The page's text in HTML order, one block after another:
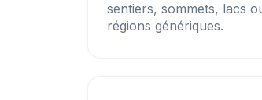
sentiers, sommets, lacs
régions génériques.